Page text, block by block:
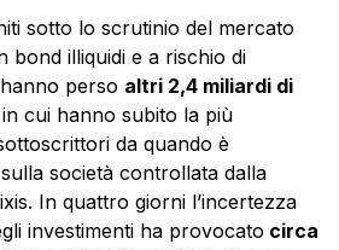
sotto lo scrutinio del mercato
bond illiquidi e a rischio di
perso altri 2,4 miliardi di
cui hanno subito la più
da quando è
società controllata dalla
In quattro giorni l’incertezza
investimenti ha provocato circa